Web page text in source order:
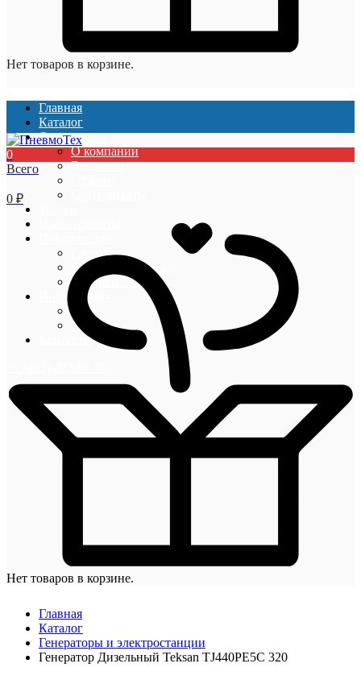
Нет товаров в корзине.
Главная
Каталог
О компании
О компании
Вакансии
Гарантии
Оплата и доставка
Акции и скидки
Информация
Блог
Новости
Контакты
0
Всего
0 ₽
Нет товаров в корзине.
Главная
Каталог
Генераторы и электростанции
Генератор Дизельный Teksan TJ440PE5C 320